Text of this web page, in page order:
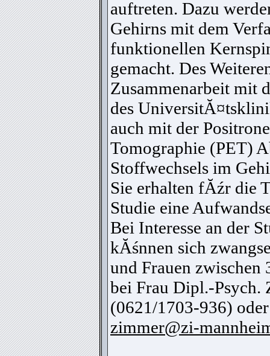
auftreten. Dazu
Gehirns mit dem
funktionellen
gemacht. Des
Zusammenarbeit mit
des
auch mit der
Tomographie (PET)
Stoffwechsels im
Sie erhalten fĂźr die
Studie eine
Bei Interesse an der
kĂśnnen sich
und Frauen zwischen
bei Frau Dipl.-Psych.
(0621/1703-936)
zimmer@zi-